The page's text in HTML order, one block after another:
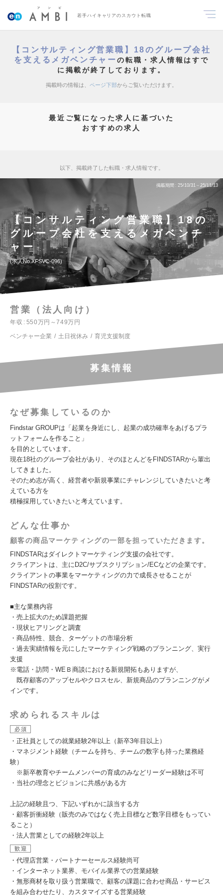
若手ハイキャリアのスカウト転職
【コンサルティング営業職】18のグループ会社
を支えるメガベンチャーの転職・求人情報はすで
に掲載が終了しております。
掲載時の情報は、 ページ下部からご覧いただけます。
最近ご覧になった求人に基づいた
おすすめの求人
以下、掲載終了した転職・求人情報です。
掲載期間 25/10/31～25/11/13
【コンサルティング営業職】18の
グループ会社を支えるメガベンチ
ャー
求人No.XFSVC-096
営業（法人向け）
年収
550万円～749万円
ベンチャー企業
土日祝休み 育児支援制度
募集情報
なぜ募集しているのか
Findstar GROUPは「起業を身近にし、起業の成功確率をあげるプラ
ットフォームを作ること」
を目的としています。
現在18社のグループ会社があり、そのほとんどをFINDSTARから輩出
してきました。
そのため志が⾼く、経営者や新規事業にチャレンジしていきたいと考
えている⽅を
積極採⽤していきたいと考えています。
どんな仕事か
顧客の商品マーケティングの一部を担っていただきます。
FINDSTARはダイレクトマーケティング⽀援の会社です。
クライアントは、主にD2C/サブスクリプション/ECなどの企業です。
クライアントの事業をマーケティングの⼒で成⻑させることが
FINDSTARの役割です。
■主な業務内容
・売上拡大のため課題把握
・現状ヒアリングと調査
・商品特性、競合、ターゲットの市場分析
・過去実績情報を元にしたマーケティング戦略のプランニング、実行
支援
※電話・訪問・WEＢ商談における新規開拓もありますが、
既存顧客のアップセルやクロスセル、新規商品のプランニングがメ
インです。
求められるスキルは
必須
・正社員としての就業経験2年以上（新卒3年目以上）
・マネジメント経験（チームを持ち、チームの数字も持った業務経
験）
※新卒教育やチームメンバーの育成のみなどリーダー経験は不可
・当社の理念とビジョンに共感がある方
上記の経験且つ、下記いずれかに該当する方
・顧客折衝経験（販売のみではなく売上目標など数字目標をもってい
ること）
・法人営業としての経験2年以上
歓迎
・代理店営業・パートナーセールス経験尚可
・インターネット業界、モバイル業界での営業経験
・無形商材を取り扱う営業職で、顧客の課題に合わせ商品・サービス
を組み合わせたり、カスタマイズする営業経験